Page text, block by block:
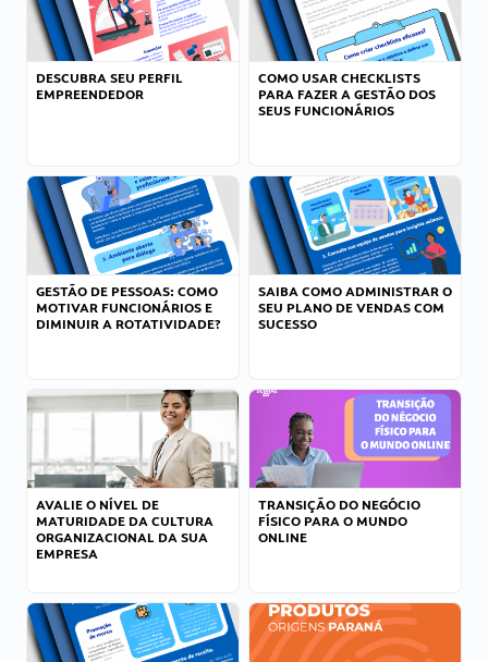
DESCUBRA SEU PERFIL
EMPREENDEDOR
COMO USAR CHECKLISTS
PARA FAZER A GESTÃO DOS
SEUS FUNCIONÁRIOS
GESTÃO DE PESSOAS: COMO
MOTIVAR FUNCIONÁRIOS E
DIMINUIR A ROTATIVIDADE?
SAIBA COMO ADMINISTRAR O
SEU PLANO DE VENDAS COM
SUCESSO
AVALIE O NÍVEL DE
MATURIDADE DA CULTURA
ORGANIZACIONAL DA SUA
EMPRESA
TRANSIÇÃO DO NEGÓCIO
FÍSICO PARA O MUNDO
ONLINE